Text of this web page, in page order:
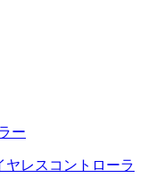
ー
ヤレスコントローラ